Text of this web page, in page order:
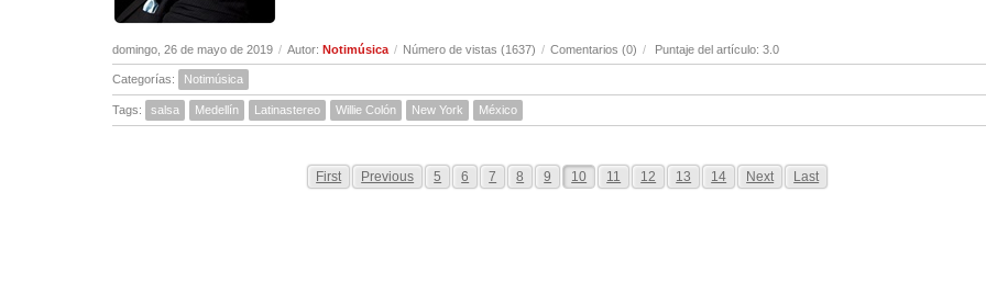
domingo, 26 de mayo de 2019 / Autor: Notimúsica / Número de vistas (1637) / Comentarios (0) / Puntaje del artículo: 3.0
Categorías: Notimúsica
Tags: salsa Medellín Latinastereo Willie Colón New York México
First Previous 5 6 7 8 9 10 11 12 13 14 Next Last